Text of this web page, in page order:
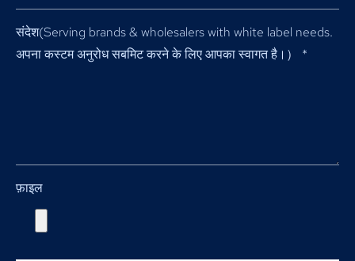
संदेश(Serving brands & wholesalers with white label needs.
अपना कस्टम अनुरोध सबमिट करने के लिए आपका स्वागत है।）
*
फ़ाइल